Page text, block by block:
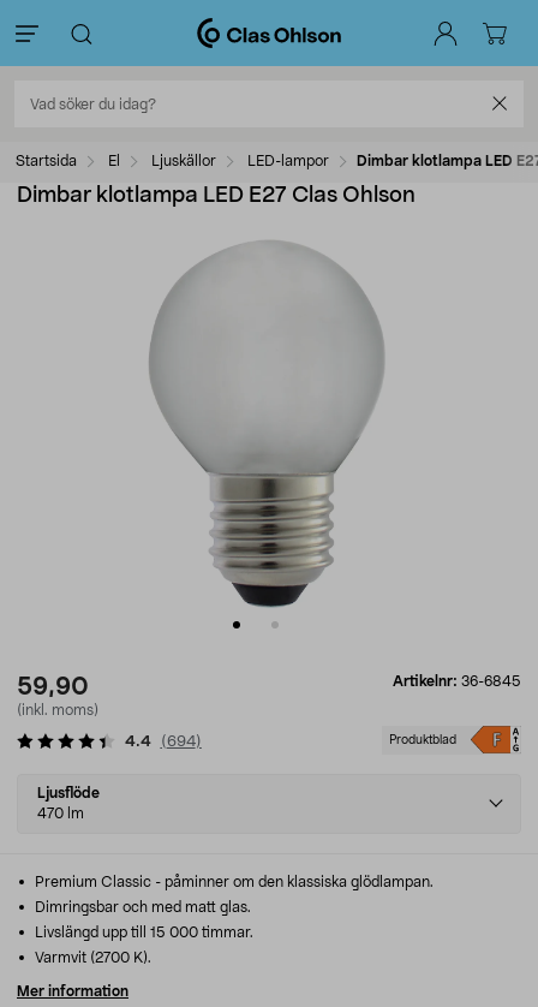
Startsida El Ljuskällor LED-lampor Dimbar klotlampa LED
Dimbar klotlampa LED E27 Clas Ohlson
59,90
(inkl. moms)
Artikelnr: 36-6845
Produktblad
4.4 (694)
Select
variant
Ljusflöde
470 lm
Premium Classic - påminner om den klassiska glödlampan.
Dimringsbar och med matt glas.
Livslängd upp till 15 000 timmar.
Varmvit (2700 K).
Mer information